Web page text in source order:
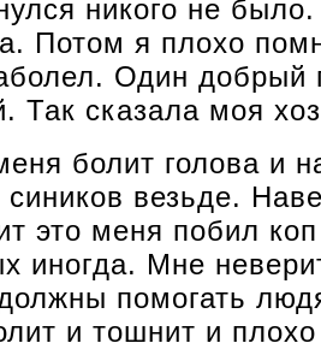
никого не
Потом я плохо
Один добрый
Так сказала моя
болит голова и
сиников везьде.
это меня побил
иногда. Мне
помогать
и тошнит и